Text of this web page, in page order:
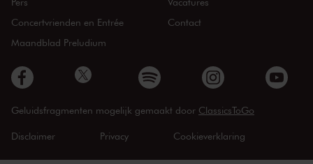
Concertvrienden en Entrée
Maandblad Preludium
Contact
Geluidsfragmenten mogelijk gemaakt door ClassicsToGo
Disclaimer Privacy Cookieverklaring